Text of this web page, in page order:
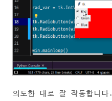
의도한 대로 잘 작동합니다.